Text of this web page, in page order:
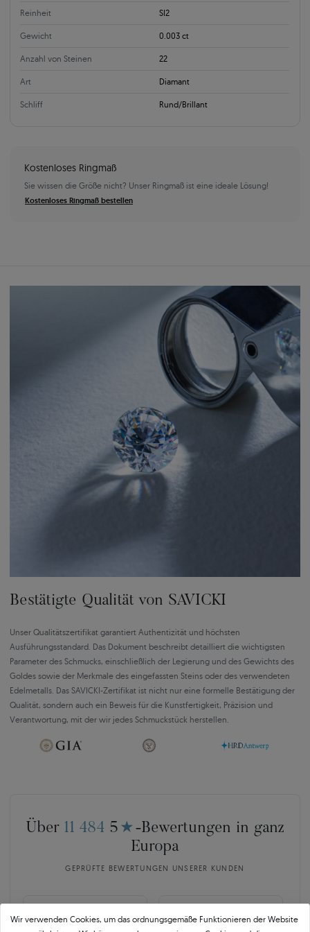
Reinheit SI2
Gewicht 0.003 ct
Anzahl von Steinen 22
Art Diamant
Schliff Rund/Brillant
Kostenloses Ringmaß
Sie wissen die Größe nicht? Unser Ringmaß ist eine ideale Lösung!
Kostenloses Ringmaß bestellen
Bestätigte Qualität von SAVICKI
Unser Qualitätszertifikat garantiert Authentizität und höchsten
Ausführungsstandard. Das Dokument beschreibt detailliert die wichtigsten
Parameter des Schmucks, einschließlich der Legierung und des Gewichts des
Goldes sowie der Merkmale des eingefassten Steins oder des verwendeten
Edelmetalls. Das SAVICKI-Zertifikat ist nicht nur eine formelle Bestätigung der
Qualität, sondern auch ein Beweis für die Kunstfertigkeit, Präzision und
Verantwortung, mit der wir jedes Schmuckstück herstellen.
Über 11 484 5 ★ -Bewertungen in ganz
Europa
GEPRÜFTE BEWERTUNGEN UNSERER KUNDEN
🇵🇱 🇨🇿
Wir verwenden Cookies, um das ordnungsgemäße Funktionieren der Website